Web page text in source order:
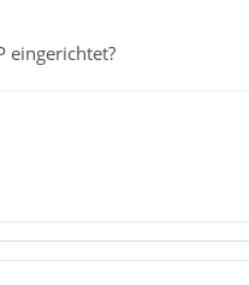
eingerichtet?